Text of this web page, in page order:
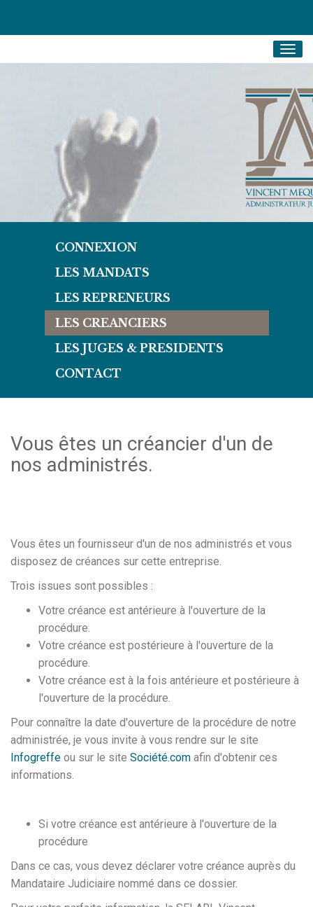
CONNEXION
LES MANDATS
LES REPRENEURS
LES CREANCIERS
LES JUGES & PRESIDENTS
CONTACT
Vous êtes un créancier d'un de
nos administrés.
Vous êtes un fournisseur d'un de nos administrés et vous
disposez de créances sur cette entreprise.
Trois issues sont possibles :
Votre créance est antérieure à l'ouverture de la
procédure.
Votre créance est postérieure à l'ouverture de la
procédure.
Votre créance est à la fois antérieure et postérieure à
l'ouverture de la procédure.
Pour connaître la date d'ouverture de la procédure de notre
administrée, je vous invite à vous rendre sur le site
Infogreffe ou sur le site Société.com afin d'obtenir ces
informations.
Si votre créance est antérieure à l'ouverture de la
procédure
Dans ce cas, vous devez déclarer votre créance auprès du
Mandataire Judiciaire nommé dans ce dossier.